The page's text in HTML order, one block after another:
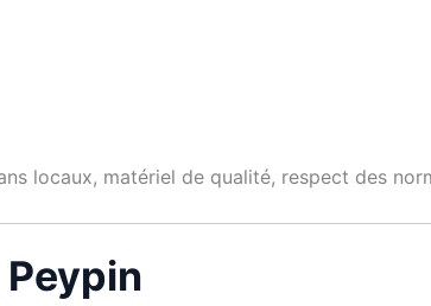
locaux, matériel de qualité, respect des